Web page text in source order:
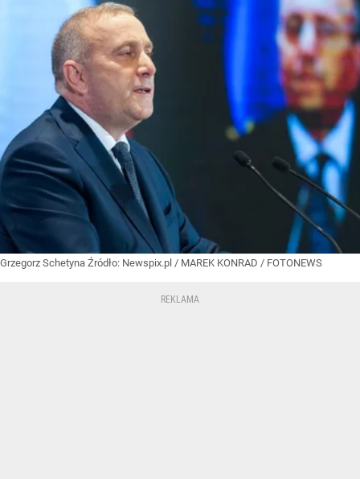
Grzegorz Schetyna Źródło: Newspix.pl / MAREK KONRAD / FOTONEWS